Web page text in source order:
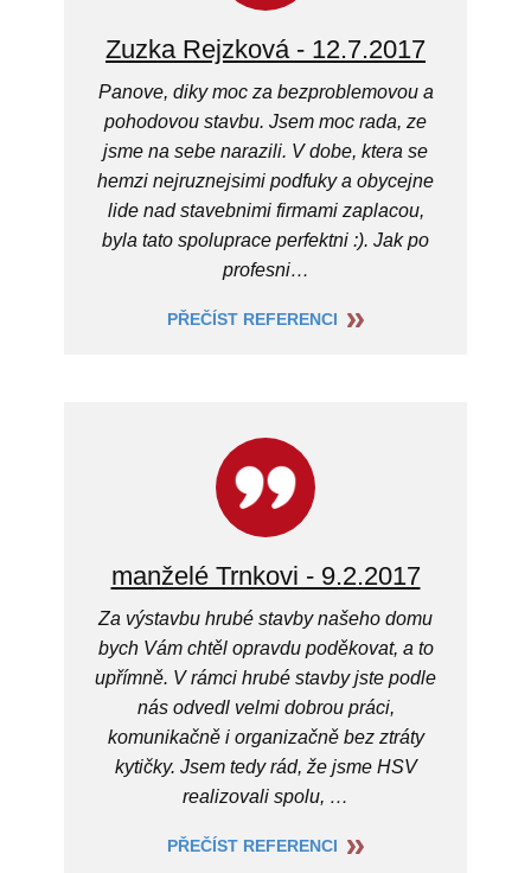
Zuzka Rejzková - 12.7.2017
Panove, diky moc za bezproblemovou a
pohodovou stavbu. Jsem moc rada, ze
jsme na sebe narazili. V dobe, ktera se
hemzi nejruznejsimi podfuky a obycejne
lide nad stavebnimi firmami zaplacou,
byla tato spoluprace perfektni :). Jak po
profesni…
PŘEČÍST REFERENCI
manželé Trnkovi - 9.2.2017
Za výstavbu hrubé stavby našeho domu
bych Vám chtěl opravdu poděkovat, a to
upřímně. V rámci hrubé stavby jste podle
nás odvedl velmi dobrou práci,
komunikačně i organizačně bez ztráty
kytičky. Jsem tedy rád, že jsme HSV
realizovali spolu, …
PŘEČÍST REFERENCI